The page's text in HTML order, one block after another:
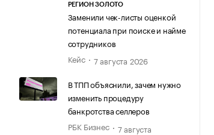
РЕГИОН ЗОЛОТО
Заменили чек-листы оценкой
потенциала при поиске и найме
сотрудников
Кейс
7 августа 2026
В ТПП объяснили, зачем нужно
изменить процедуру
банкротства селлеров
РБК Бизнес
7 августа